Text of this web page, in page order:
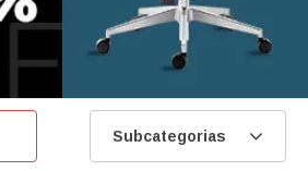
Subcategorias